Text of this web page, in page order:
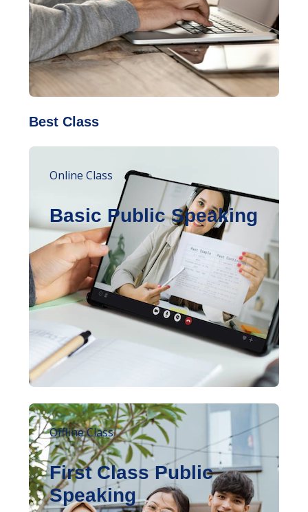
Best Class
Online Class
Basic Public Speaking
Offline Class
First Class Public
Speaking